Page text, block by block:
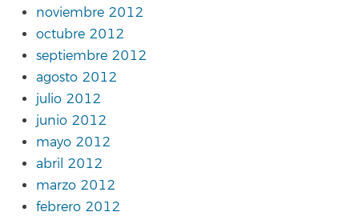
noviembre 2012
octubre 2012
septiembre 2012
agosto 2012
julio 2012
junio 2012
mayo 2012
abril 2012
marzo 2012
febrero 2012